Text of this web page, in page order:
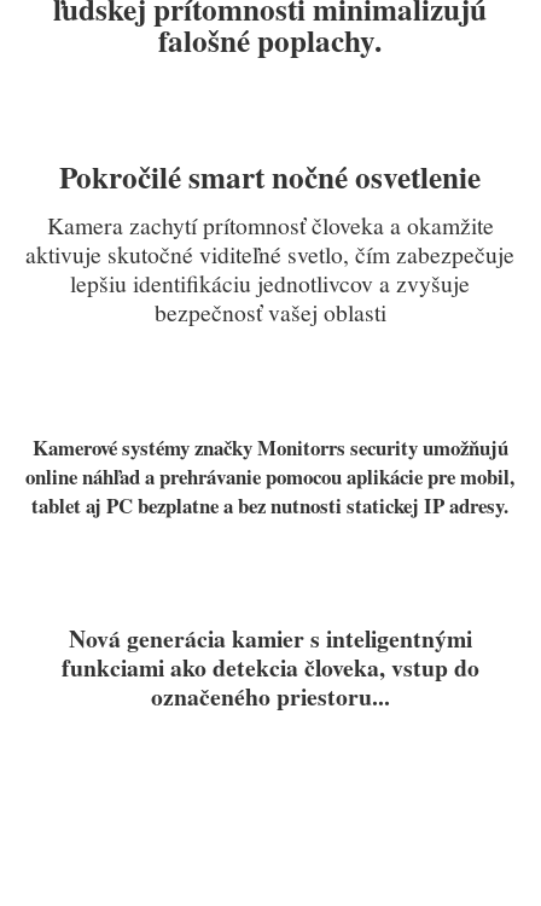
falošné poplachy.
Pokročilé smart nočné osvetlenie
Kamera zachytí prítomnosť človeka a okamžite
aktivuje skutočné viditeľné svetlo, čím zabezpečuje
lepšiu identifikáciu jednotlivcov a zvyšuje
bezpečnosť vašej oblasti
Kamerové systémy značky Monitorrs security umožňujú
online náhľad a prehrávanie pomocou aplikácie pre mobil,
tablet aj PC bezplatne a bez nutnosti statickej IP adresy.
Nová generácia kamier s inteligentnými
funkciami ako detekcia človeka, vstup do
označeného priestoru...